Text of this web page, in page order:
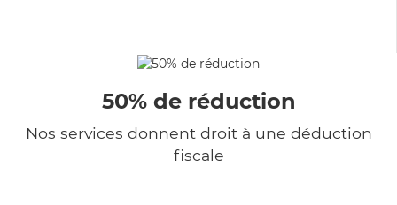
50% de réduction
Nos services donnent droit à une déduction
fiscale